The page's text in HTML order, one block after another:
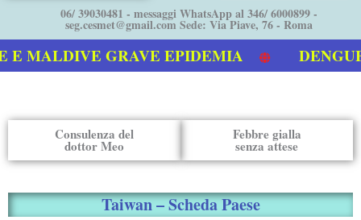
06/ 39030481 - messaggi WhatsApp al 346/ 6000899 -
seg.cesmet@gmail.com Sede: Via Piave, 76 - Roma
MALDIVE GRAVE EPIDEMIA
DENGUE
Consulenza del
dottor Meo
Febbre gialla
senza attese
Taiwan – Scheda Paese